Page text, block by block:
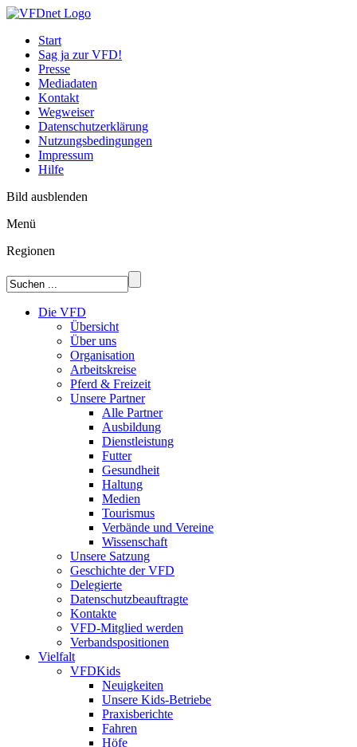
Start
Sag ja zur VFD!
Presse
Mediadaten
Kontakt
Wegweiser
Datenschutzerklärung
Nutzungsbedingungen
Impressum
Hilfe
Bild ausblenden
Menü
Regionen
Die VFD
Übersicht
Über uns
Organisation
Arbeitskreise
Pferd & Freizeit
Unsere Partner
Alle Partner
Ausbildung
Dienstleistung
Futter
Gesundheit
Haltung
Medien
Tourismus
Verbände und Vereine
Wissenschaft
Unsere Satzung
Geschichte der VFD
Delegierte
Datenschutzbeauftragte
Kontakte
VFD-Mitglied werden
Verbandspositionen
Vielfalt
VFDKids
Neuigkeiten
Unsere Kids-Betriebe
Praxisberichte
Fahren
Höfe